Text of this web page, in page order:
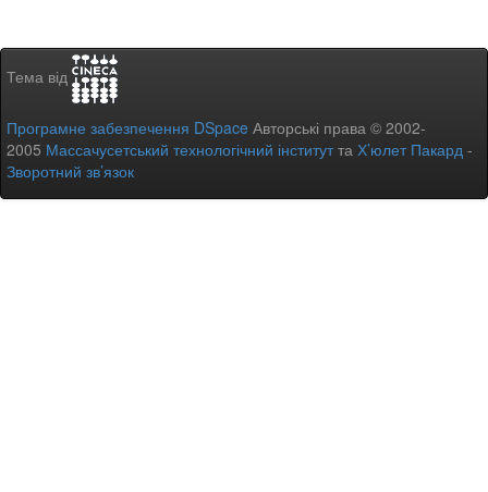
Тема від
Програмне забезпечення DSpace Авторські права © 2002-
2005 Массачусетський технологічний інститутта Х’юлет Пакард -
Зворотний зв’язок